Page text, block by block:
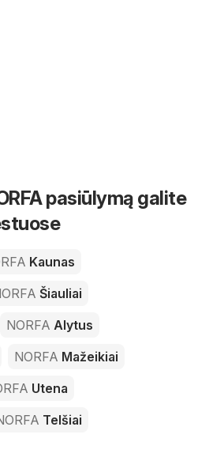
pasiūlymą galite
Kaunas
Šiauliai
NORFA Alytus
NORFA Mažeikiai
Utena
Telšiai